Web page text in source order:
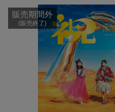
販売期間外
(販売終了)